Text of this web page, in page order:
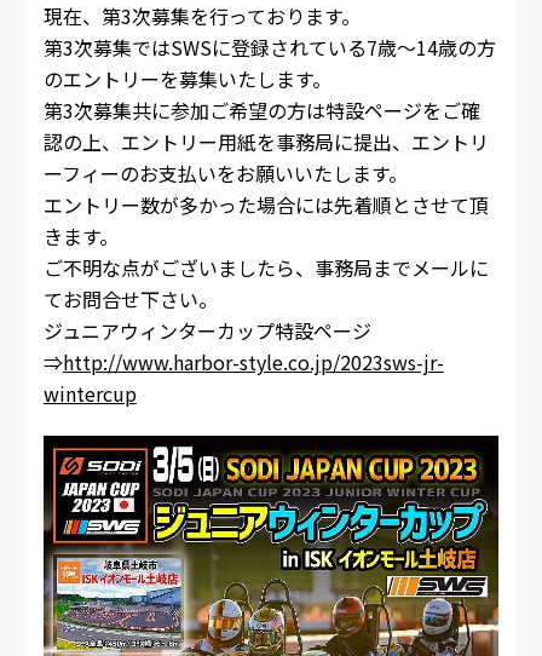
現在、第3次募集を行っております。
第3次募集ではSWSに登録されている7歳～14歳の方
のエントリーを募集いたします。
第3次募集共に参加ご希望の方は特設ページをご確
認の上、エントリー用紙を事務局に提出、エントリ
ーフィーのお支払いをお願いいたします。
エントリー数が多かった場合には先着順とさせて頂
きます。
ご不明な点がございましたら、事務局までメールに
てお問合せ下さい。
ジュニアウィンターカップ特設ページ
⇒http://www.harbor-style.co.jp/2023sws-jr-
wintercup